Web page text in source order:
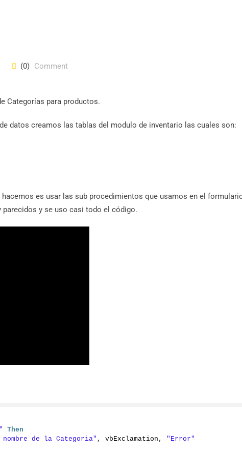
(0) Comment
Categorías para productos.
datos creamos las tablas del modulo de inventario las cuales son:
es usar las sub procedimientos que usamos en el
y se uso casi todo el código.
Then
de la Categoria" , vbExclamation, "Error"